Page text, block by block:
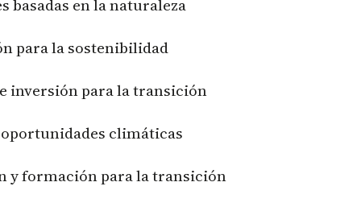
en la naturaleza
la sostenibilidad
para la transición
climáticas
formación para la transición